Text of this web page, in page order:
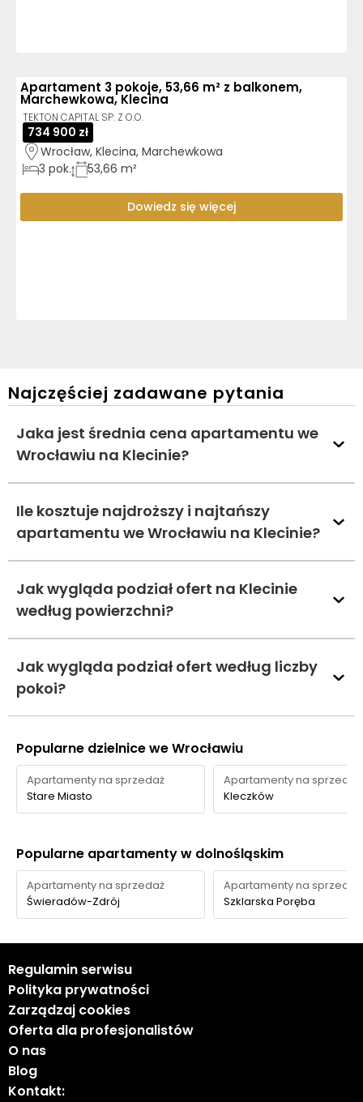
Apartament 3 pokoje, 53,66 m² z balkonem,
Marchewkowa, Klecina
TEKTON CAPITAL SP. Z O.O.
734 900 zł
Wrocław, Klecina, Marchewkowa
3 pok. 53,66 m²
Dowiedz się więcej
Najczęściej zadawane pytania
Jaka jest średnia cena apartamentu we
Wrocławiu na Klecinie?
Ile kosztuje najdroższy i najtańszy
apartamentu we Wrocławiu na Klecinie?
Jak wygląda podział ofert na Klecinie
według powierzchni?
Jak wygląda podział ofert według liczby
pokoi?
Popularne dzielnice we Wrocławiu
Apartamenty na sprzedaż
Stare Miasto
Apartamenty na sprzedaż
Kleczków
Popularne apartamenty w dolnośląskim
Apartamenty na sprzedaż
Świeradów-Zdrój
Apartamenty na sprzedaż
Szklarska Poręba
Regulamin serwisu
Polityka prywatności
Zarządzaj cookies
Oferta dla profesjonalistów
O nas
Blog
Kontakt: